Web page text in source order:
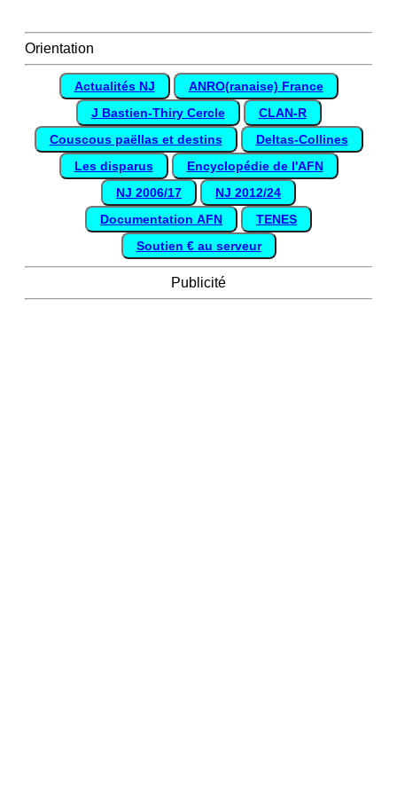
Orientation
Actualités NJ
ANRO(ranaise) France
J Bastien-Thiry Cercle
CLAN-R
Couscous paëllas et destins
Deltas-Collines
Les disparus
Encyclopédie de l'AFN
NJ 2006/17
NJ 2012/24
Documentation AFN
TENES
Soutien € au serveur
Publicité